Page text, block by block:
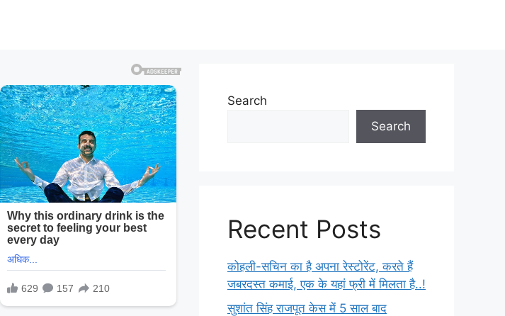
Search
Search
Recent Posts
कोहली-सचिन का है अपना रेस्टोरेंट, करते हैं
जबरदस्त कमाई, एक के यहां फ्री में मिलता है..!
सुशांत सिंह राजपूत केस में 5 साल बाद